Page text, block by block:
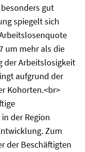
gut
spiegelt sich
um mehr als die
der Arbeitslosigkeit
aufgrund der
Kohorten.<br>
der Region
Zum
der Beschäftigten